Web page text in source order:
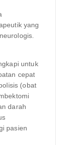
yang
untuk
cepat
(obat
darah
pasien